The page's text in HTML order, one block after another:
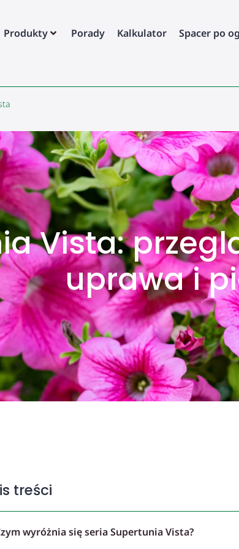
Produkty Porady Kalkulator Spacer po
Vista:
uprawa i
treści
wyróżnia się seria Supertunia Vista?